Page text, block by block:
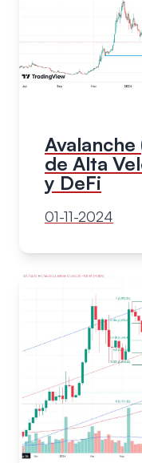
Avalanche
de Alta
y DeFi
01-11-2024